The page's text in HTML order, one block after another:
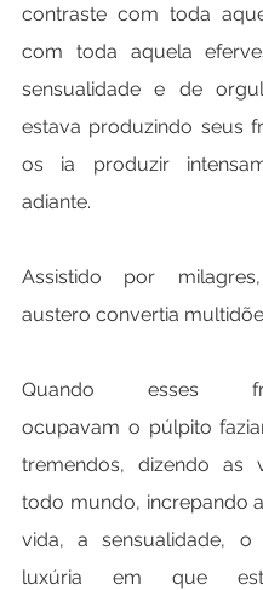
contraste com toda
com toda aquela
sensualidade e de
estava produzindo seus
os ia produzir
adiante.
Assistido por
austero convertia
Quando esses
ocupavam o púlpito
tremendos, dizendo as
todo mundo, increpando
vida, a sensualidade, o
luxúria em que